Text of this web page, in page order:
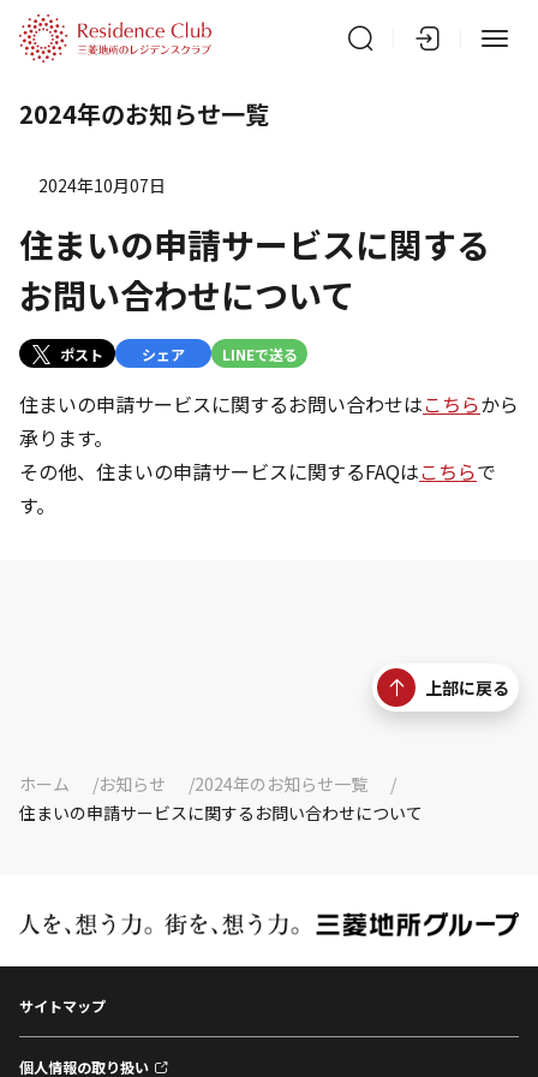
2024年のお知らせ一覧
2024年10月07日
住まいの申請サービスに関する
お問い合わせについて
ポスト シェア LINEで送る
住まいの申請サービスに関するお問い合わせはこちらから
承ります。
その他、住まいの申請サービスに関するFAQはこちらで
す。
上部に戻る
ホーム お知らせ
2024年のお知らせ一覧
住まいの申請サービスに関するお問い合わせについて
サイトマップ
個人情報の取り扱い